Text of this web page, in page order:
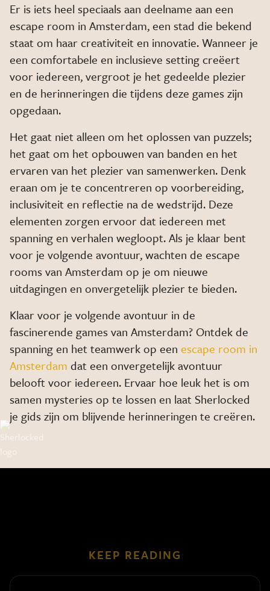
Er is iets heel speciaals aan deelname aan een
escape room in Amsterdam, een stad die bekend
staat om haar creativiteit en innovatie. Wanneer je
een comfortabele en inclusieve setting creëert
voor iedereen, vergroot je het gedeelde plezier
en de herinneringen die tijdens deze games zijn
opgedaan.
Het gaat niet alleen om het oplossen van puzzels;
het gaat om het opbouwen van banden en het
ervaren van het plezier van samenwerken. Denk
eraan om je te concentreren op voorbereiding,
inclusiviteit en reflectie na de wedstrijd. Deze
elementen zorgen ervoor dat iedereen met
spanning en verhalen wegloopt. Als je klaar bent
voor je volgende avontuur, wachten de escape
rooms van Amsterdam op je om nieuwe
uitdagingen en onvergetelijk plezier te bieden.
Klaar voor je volgende avontuur in de
fascinerende games van Amsterdam? Ontdek de
spanning en het teamwerk op een escape room in
Amsterdam dat een onvergetelijk avontuur
belooft voor iedereen. Ervaar hoe leuk het is om
samen mysteries op te lossen en laat Sherlocked
je gids zijn om blijvende herinneringen te creëren.
KEEP READING